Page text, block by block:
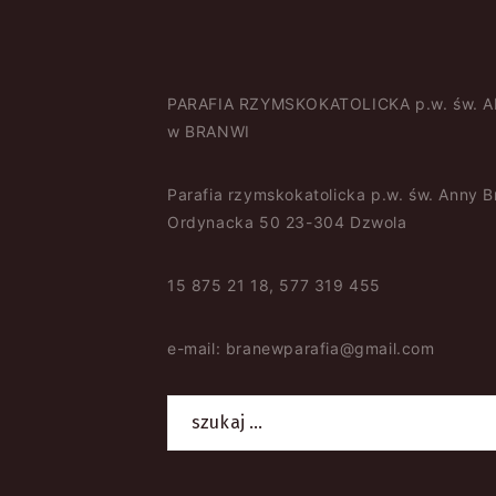
PARAFIA RZYMSKOKATOLICKA p.w. św.
w BRANWI
Parafia rzymskokatolicka p.w. św. Anny
Ordynacka 50 23-304 Dzwola
15 875 21 18, 577 319 455
e-mail: branewparafia@gmail.com